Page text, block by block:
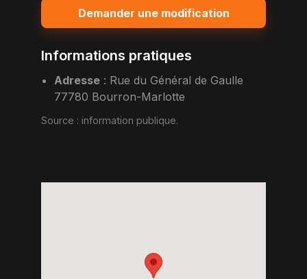
Demander une modification
Informations pratiques
Adresse : Rue du Général de Gaulle
77780 Bourron-Marlotte
Source : information publique.